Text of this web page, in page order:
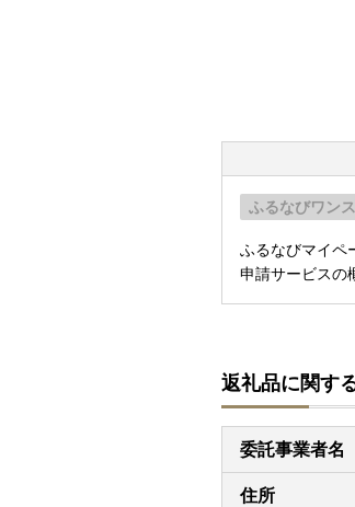
ふるなびワン
ふるなびマイペ
申請サービスの
返礼品に関す
委託事業者名
住所